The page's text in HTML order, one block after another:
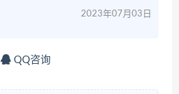
2023年07月03日
QQ咨询